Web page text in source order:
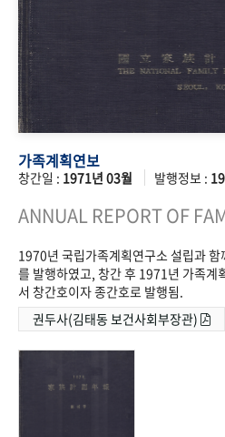
가족계획연보
창간일 : 1971년 03월 발행정보 :
ANNUAL REPORT OF
1970년 국립가족계획연구소 설립과 함
를 발행하였고, 창간 후 1971년 가족계
서 창간호이자 종간호로 발행됨.
권두사(김태동 보건사회부장관)